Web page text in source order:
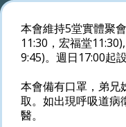
本會維持5堂實體聚
11:30，宏福堂
9:45)。週日17:00起
本會備有口罩，弟兄
取。如出現呼吸道病
醫。